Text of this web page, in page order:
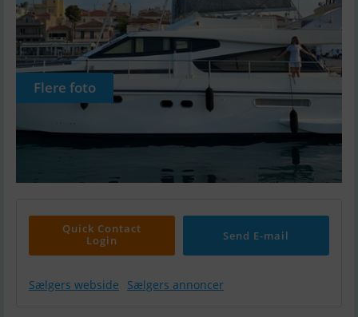
Flere foto
Quick Contact
Login
Send E-mail
Sælgers webside Sælgers annoncer